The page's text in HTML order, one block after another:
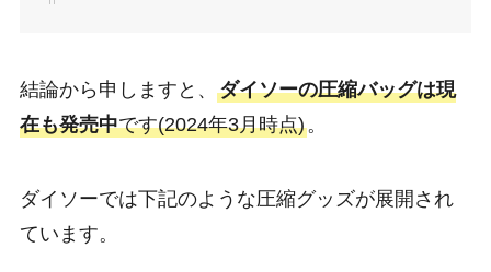
結論から申しますと、 ダイソーの圧縮バッグは現
在も発売中です(2024年3月時点)。
ダイソーでは下記のような圧縮グッズが展開され
ています。